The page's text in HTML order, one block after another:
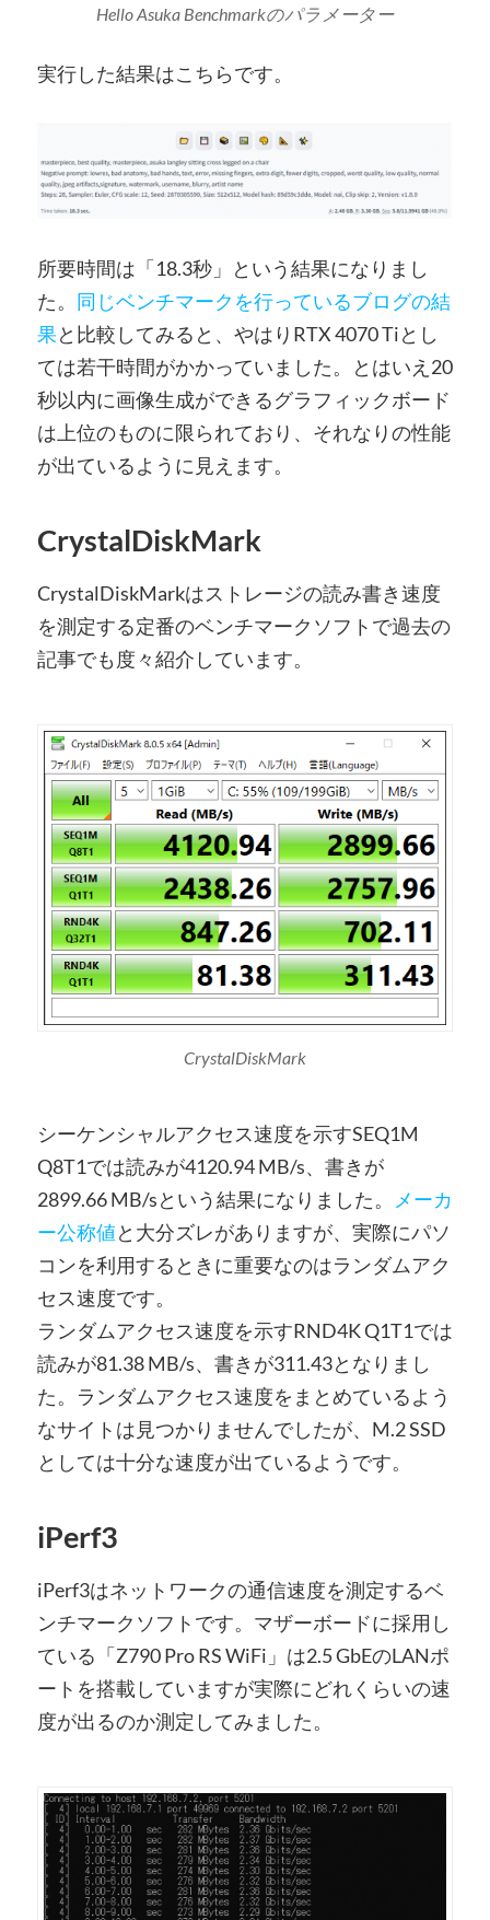
Hello Asuka Benchmarkのパラメーター
実行した結果はこちらです。
所要時間は「18.3秒」という結果になりまし
た。 同じベンチマークを行っているブログの結
果と比較してみると、やはりRTX 4070 Tiとし
ては若干時間がかかっていました。とはいえ20
秒以内に画像生成ができるグラフィックボード
は上位のものに限られており、それなりの性能
が出ているように見えます。
CrystalDiskMark
CrystalDiskMarkはストレージの読み書き速度
を測定する定番のベンチマークソフトで過去の
記事でも度々紹介しています。
CrystalDiskMark
シーケンシャルアクセス速度を示すSEQ1M
Q8T1では読みが4120.94 MB/s、書きが
2899.66 MB/sという結果になりました。
メーカ
ー公称値と大分ズレがありますが、実際にパソ
コンを利用するときに重要なのはランダムアク
セス速度です。
ランダムアクセス速度を示すRND4K Q1T1では
読みが81.38 MB/s、書きが311.43となりまし
た。ランダムアクセス速度をまとめているよう
なサイトは見つかりませんでしたが、M.2 SSD
としては十分な速度が出ているようです。
iPerf3
iPerf3はネットワークの通信速度を測定するベ
ンチマークソフトです。マザーボードに採用し
ている「Z790 Pro RS WiFi」は2.5 GbEのLANポ
ートを搭載していますが実際にどれくらいの速
度が出るのか測定してみました。